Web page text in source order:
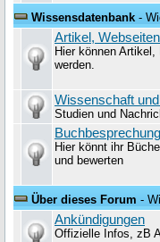
Wissensdatenbank -
Artikel,
Hier können
werden.
Wissenschaft
Studien und
Hier könnt ihr
und bewerten
Über dieses Forum -
Ankündigungen
Offizielle Infos, zB